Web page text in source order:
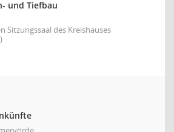
und Tiefbau
Sitzungssaal des Kreishauses